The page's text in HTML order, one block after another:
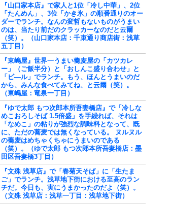
『山口家本店』で家人と1位「冷し中華」、2位
「たんめん」、3位「かき氷」の順番通りのオー
ダーでランチ。なんの変哲もないものがうまい
のは、当たり前だのクラッカーなのだと云爾
（笑）。（山口家本店：千束通り商店街：浅草
五丁目）
『東嶋屋』世界一うまい蕎麦屋の「カツカレ
ー」（ご飯半分）と「おしんこ盛り合わせ」と
「ビ―ル」でランチ。もう、ほんとうまいのだ
から、みんな食べてみてね、と云爾（笑）。
（東嶋屋：竜泉一丁目）
『ゆで太郎 もつ次郎本所吾妻橋店』で「冷しな
めこおろしそば 1.5倍盛」を手繰れば、それは
「なめこ」の粘りが強烈な調味料となって、既
に、ただの蕎麦では無くなっている。 ヌルヌル
の蕎麦はめちゃくちゃにうまいのである
（笑）。（ゆで太郎 もつ次郎本所吾妻橋店：墨
田区吾妻橋3丁目）
『文殊 浅草店』で「春菊天そば」に「生たま
ご」でランチ。浅草地下街における至高のラン
チだ。今日も、実にうまかったのだよ（笑）。
（文殊 浅草店：浅草一丁目：浅草地下街）